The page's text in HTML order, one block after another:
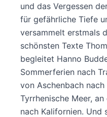
und das Vergessen
für gefährliche Tiefe
versammelt erstmals
schönsten Texte
begleitet Hanno
Sommerferien nach
von Aschenbach
Tyrrhenische Meer,
nach Kalifornien. Und